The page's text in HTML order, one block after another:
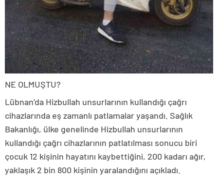
NE OLMUŞTU?
Lübnan’da Hizbullah unsurlarının kullandığı çağrı
cihazlarında eş zamanlı patlamalar yaşandı. Sağlık
Bakanlığı, ülke genelinde Hizbullah unsurlarının
kullandığı çağrı cihazlarının patlatılması sonucu biri
çocuk 12 kişinin hayatını kaybettiğini, 200 kadarı ağır,
yaklaşık 2 bin 800 kişinin yaralandığını açıkladı.